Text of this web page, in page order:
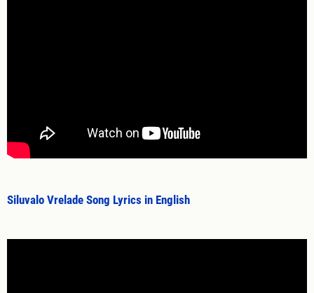
Siluvalo Vrelade Song Lyrics in English